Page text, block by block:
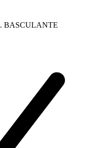
BASCULANTE